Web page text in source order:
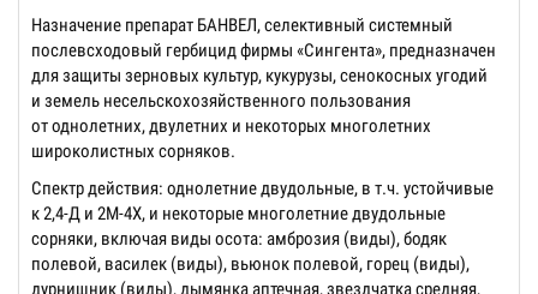
Назначение препарат БАНВЕЛ, селективный системный
послевсходовый гербицид фирмы «Сингента», предназначен
для защиты зерновых культур, кукурузы, сенокосных угодий
и земель несельскохозяйственного пользования
от однолетних, двулетних и некоторых многолетних
широколистных сорняков.
Спектр действия: однолетние двудольные, в т.ч. устойчивые
к 2,4-Д и 2М-4Х, и некоторые многолетние двудольные
сорняки, включая виды осота: амброзия (виды), бодяк
полевой, василек (виды), вьюнок полевой, горец (виды),
дурнишник (виды), дымянка аптечная, звездчатка средняя,